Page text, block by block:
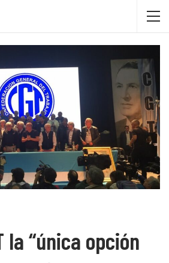
la “única opción